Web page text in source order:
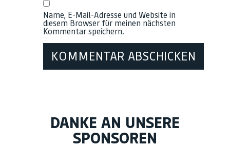
Name, E-Mail-Adresse und Website in
diesem Browser für meinen nächsten
Kommentar speichern.
DANKE AN UNSERE
SPONSOREN